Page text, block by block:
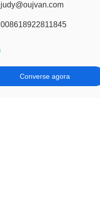
judy@oujvan.com
008618922811845
Converse agora